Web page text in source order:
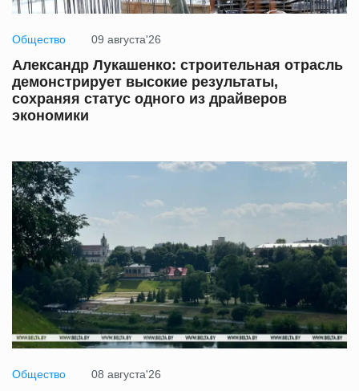
Общество 09 августа'26
Александр Лукашенко: строительная отрасль
демонстрирует высокие результаты,
сохраняя статус одного из драйверов
экономики
Общество 08 августа'26